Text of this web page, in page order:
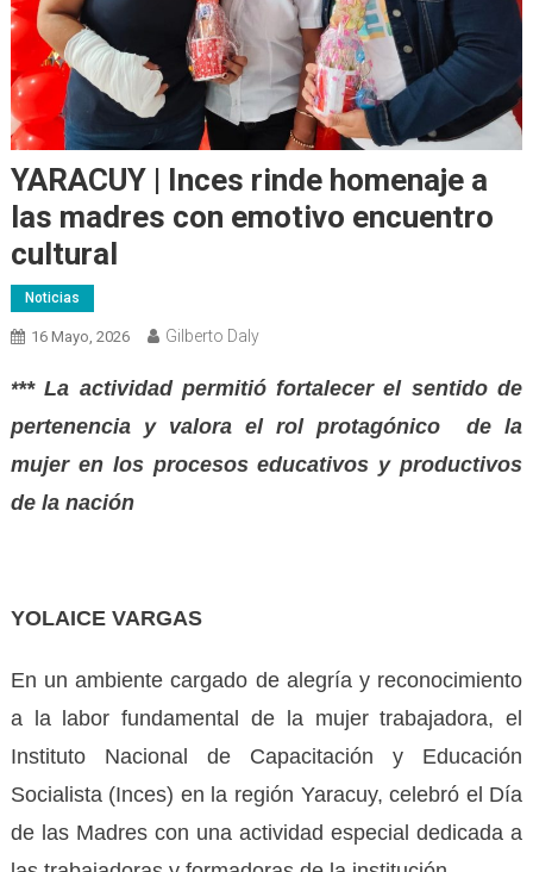
YARACUY | Inces rinde homenaje a
las madres con emotivo encuentro
cultural
Noticias
16 Mayo, 2026 Gilberto Daly
*** La actividad permitió fortalecer el sentido de
pertenencia y valora el rol protagónico de la
mujer en los procesos educativos y productivos
de la nación
YOLAICE VARGAS
En un ambiente cargado de alegría y reconocimiento
a la labor fundamental de la mujer trabajadora, el
Instituto Nacional de Capacitación y Educación
Socialista (Inces) en la región Yaracuy, celebró el Día
de las Madres con una actividad especial dedicada a